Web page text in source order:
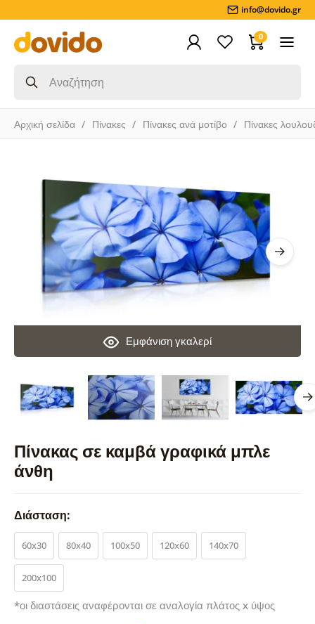
info@dovido.gr
0
Αρχική σελίδα Πίνακες Πίνακες ανά μοτίβο Πίνακες
Πίνακας σε καμβά γραφικά μπλε
άνθη
Εμφάνιση γκαλερί
Διάσταση:
60x30 80x40 100x50 120x60 140x70
200x100
*οι διαστάσεις αναφέρονται σε αναλογία πλάτος x ύψος